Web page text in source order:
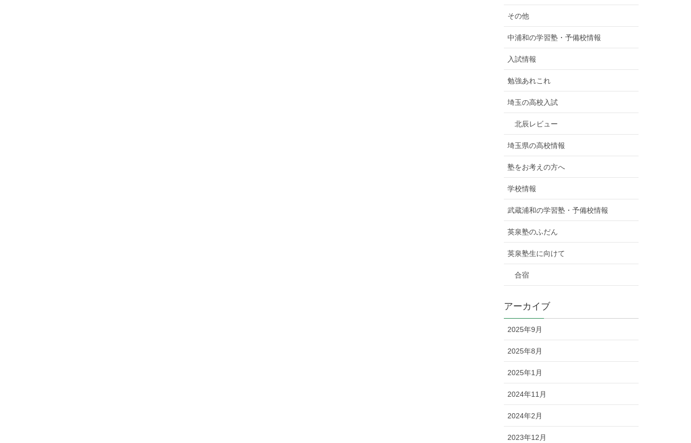
その他
中浦和の学習塾・予備校情報
入試情報
勉強あれこれ
埼玉の高校入試
北辰レビュー
埼玉県の高校情報
塾をお考えの方へ
学校情報
武蔵浦和の学習塾・予備校情報
英泉塾のふだん
英泉塾生に向けて
合宿
アーカイブ
2025年9月
2025年8月
2025年1月
2024年11月
2024年2月
2023年12月